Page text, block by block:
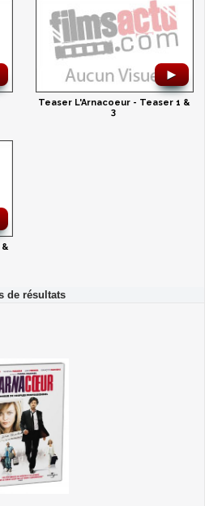
►
Teaser L'Arnacoeur - Teaser 1 &
3